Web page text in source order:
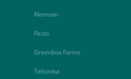
Klemsan
Festo
Greenbox Farms
Teltonika